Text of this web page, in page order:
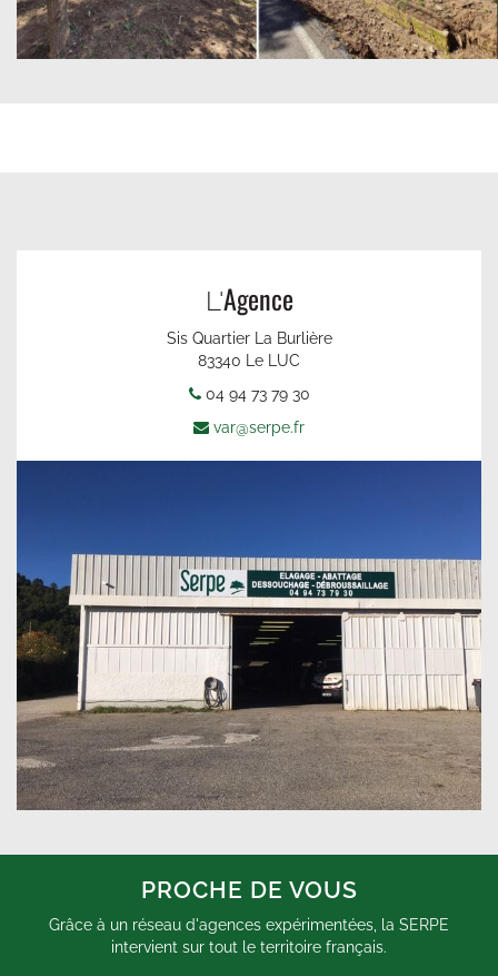
L'Agence
Sis Quartier La Burlière
83340 Le LUC
04 94 73 79 30
var@serpe.fr
PROCHE DE VOUS
Grâce à un réseau d'agences expérimentées, la SERPE
intervient sur tout le territoire français.